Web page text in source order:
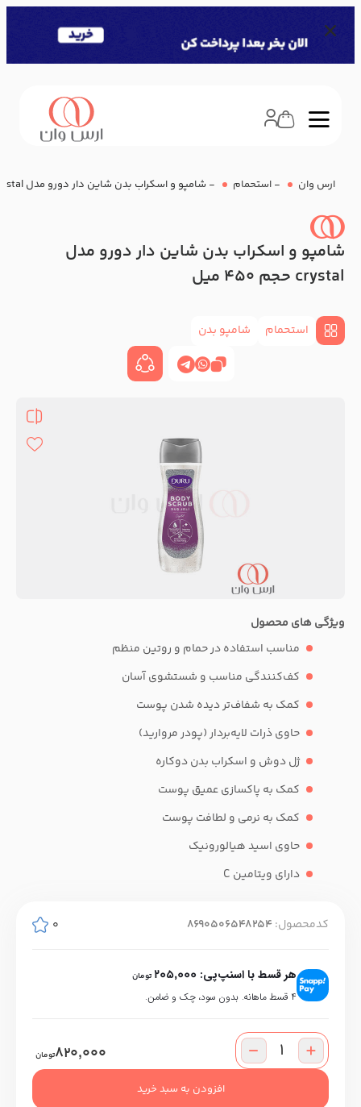
ارس وان - استحمام - شامپو و اسکراب بدن شاین دار دورو مدل crystal حجم 450 میل
شامپو و اسکراب بدن شاین دار دورو مدل
crystal حجم 450 میل
استحمام شامپو بدن
ویژگی های محصول
مناسب استفاده در حمام و روتین منظم
کف‌کنندگی مناسب و شستشوی آسان
کمک به شفاف‌تر دیده شدن پوست
حاوی ذرات لایه‌بردار (پودر مروارید)
ژل دوش و اسکراب بدن دوکاره
کمک به پاکسازی عمیق پوست
کمک به نرمی و لطافت پوست
حاوی اسید هیالورونیک
دارای ویتامین C
کدمحصول: 8690506548254
0
هر قسط با اسنپ‌پی: 205,000 تومان
۴ قسط ماهانه. بدون سود، چک و ضامن.
820,000تومان
افزودن به سبد خرید